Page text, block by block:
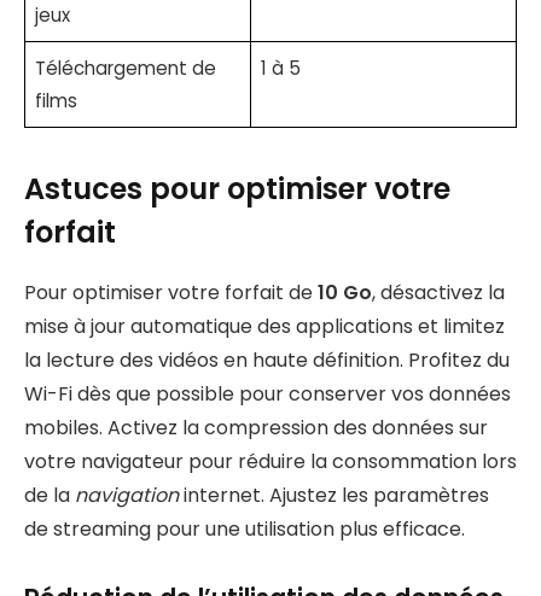
jeux
Téléchargement de
films
1 à 5
Astuces pour optimiser votre
forfait
Pour optimiser votre forfait de10 Go, désactivez la
mise à jour automatique des applications et limitez
la lecture des vidéos en haute définition. Profitez du
Wi-Fi dès que possible pour conserver vos données
mobiles. Activez la compression des données sur
votre navigateur pour réduire la consommation lors
de la navigationinternet. Ajustez les paramètres
de streaming pour une utilisation plus efficace.